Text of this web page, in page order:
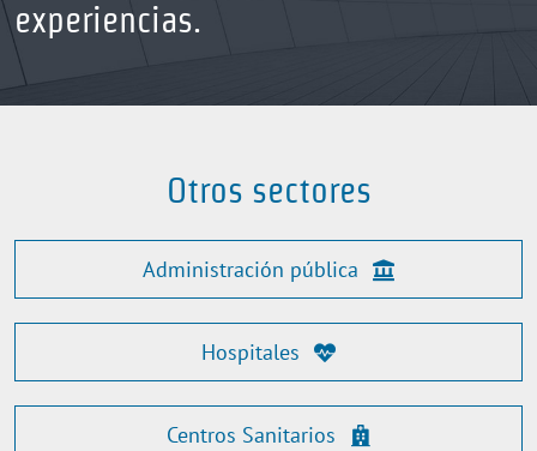
experiencias.
Otros sectores
Administración pública
Hospitales
Centros Sanitarios